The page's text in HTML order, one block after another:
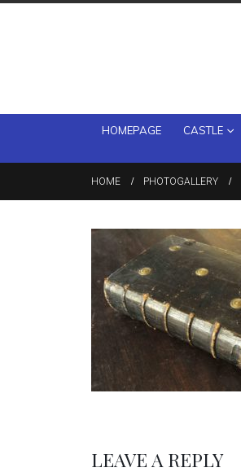
HOMEPAGE CASTLE
HOME PHOTOGALLERY
LEAVE A REPLY